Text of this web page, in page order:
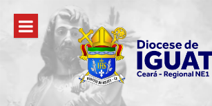
para
conteúdo